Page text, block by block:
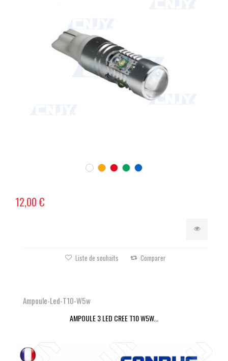
12,00 €
Liste de souhaits Comparer
Ampoule-Led-T10-W5w
AMPOULE 3 LED CREE T10 W5W...